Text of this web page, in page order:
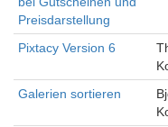
Preisdarstellung
Pixtacy Version 6
Galerien sortieren